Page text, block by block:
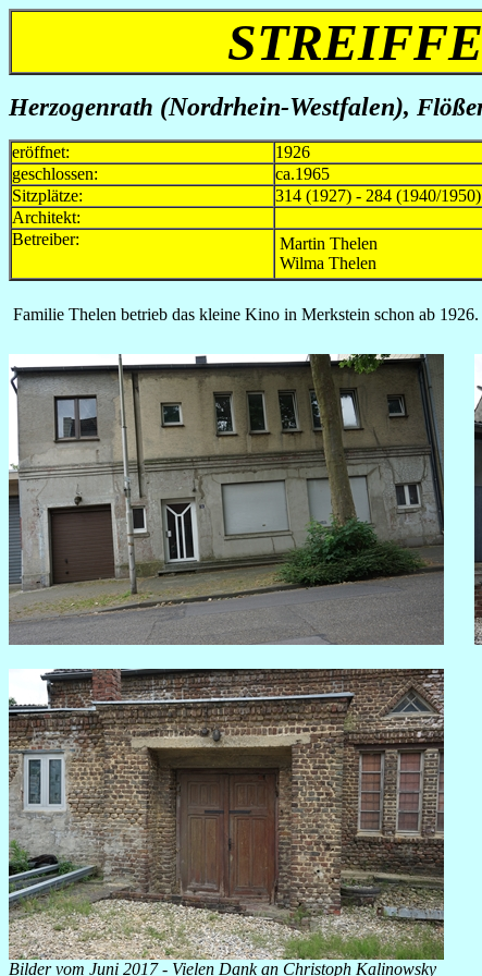
Herzogenrath (Nordrhein-Westfalen),
eröffnet:
1926
geschlossen:
ca.1965
Sitzplätze:
314 (1927) - 284 (1940/
Architekt:
Betreiber:
Martin Thelen
Wilma Thelen
Familie Thelen betrieb das kleine Kino in Merkstein schon ab
Bilder vom Juni 2017 - Vielen Dank an Christoph Kalinowsky